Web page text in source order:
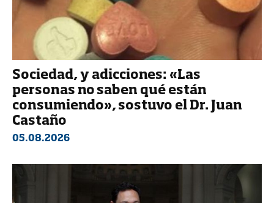
Sociedad, y adicciones: «Las
personas no saben qué están
consumiendo», sostuvo el Dr. Juan
Castaño
05.08.2026